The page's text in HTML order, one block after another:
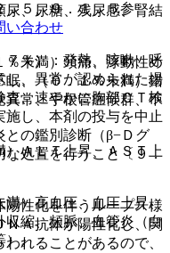
尿、尿糖、残尿感、腎結
未満）頭痛、浮動性め
眠、（０．１％未満）錯
常、手根管症候群、不
ＡＬＴ上昇、ＡＳＴ上
）高血圧、血圧上昇、
縮、頻脈、血管炎（白
）。
．５、９．１．５参
％）：発熱、咳嗽、呼
し、異常が認められた場
、速やかに胸部ＣＴ検
し、本剤の投与を中止
との鑑別診断（β−Ｄグ
な処置を行うこと〔９．
性化を伴うループス様
Ａ抗体が陽性化し、関
れることがあるので、
い合わせ